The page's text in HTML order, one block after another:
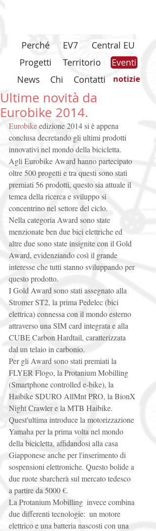
Perché EV7
Central EU
Progetti
Territorio
Eventi
News
Chi Contatti notizie
Ultime novità da
Eurobike 2014.
Eurobike edizione 2014 si è appena
conclusa decretando gli ultimi prodotti
innovativi nel mondo della bicicletta.
Agli Eurobike Award hanno partecipato
oltre 500 progetti e tra questi sono stati
premiati 56 prodotti, questo sia attuale il
temea della ricerca e sviluppo si
concentrino nel settore del ciclo.
Nella categoria Award sono state
menzionate ben due bici elettriche ed
altre due sono state insignite con il Gold
Award, evidenziando così il grande
interesse che tutti stanno sviluppando per
questo prodotto.
I Gold Award sono stati assegnato alla
Stromer ST2, la prima Pedelec (bici
elettrica) connessa con il mondo esterno
attraverso una SIM card integrata e alla
CUBE Carbon Hardtail, caratterizzata
dal un telaio in carbonio.
Per gli Award sono stati premiati la
FLYER Flogo, la Protanium Mobilling
(Smartphone controlled e-bike), la
Haibike SDURO AllMnt PRO, la BionX
Night Crawler e la MTB Haibike.
Quest'ultima introduce la motorizzazione
Yamaha per la prima volta nel mondo
della bicicletta, affidandosi alla casa
Giapponese anche per l'inserimento di
sospensioni elettroniche. Questo bolide a
due ruote sbarcherà sul mercato tedesco
a partire da 5000 €.
La Protanium Mobilling  invece combina
due differenti tecnologie:  un motore
elettrico e una batteria nascosti con una